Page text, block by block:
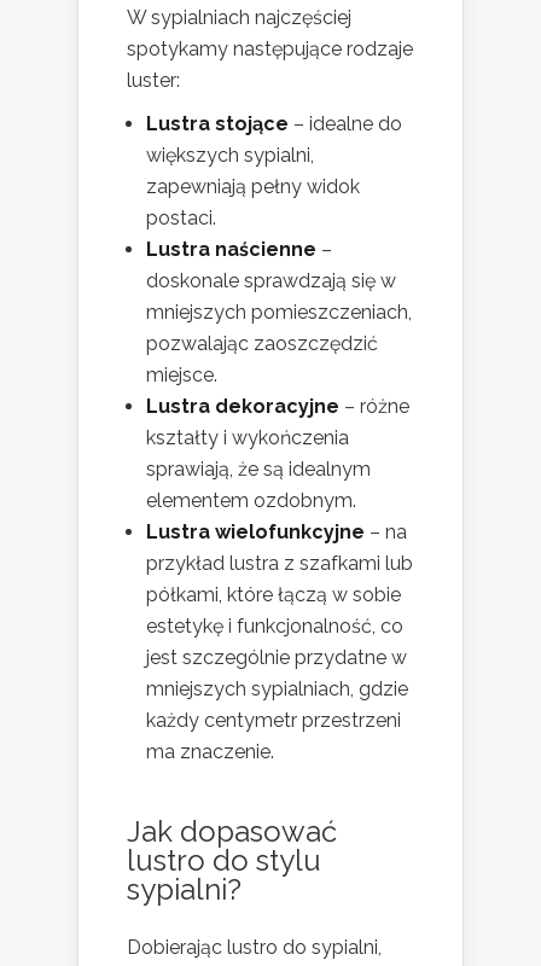
W sypialniach najczęściej
spotykamy następujące rodzaje
luster:
Lustra stojące – idealne do
większych sypialni,
zapewniają pełny widok
postaci.
Lustra naścienne –
doskonale sprawdzają się w
mniejszych pomieszczeniach,
pozwalając zaoszczędzić
miejsce.
Lustra dekoracyjne – różne
kształty i wykończenia
sprawiają, że są idealnym
elementem ozdobnym.
Lustra wielofunkcyjne – na
przykład lustra z szafkami lub
półkami, które łączą w sobie
estetykę i funkcjonalność, co
jest szczególnie przydatne w
mniejszych sypialniach, gdzie
każdy centymetr przestrzeni
ma znaczenie.
Jak dopasować
lustro do stylu
sypialni?
Dobierając lustro do sypialni,